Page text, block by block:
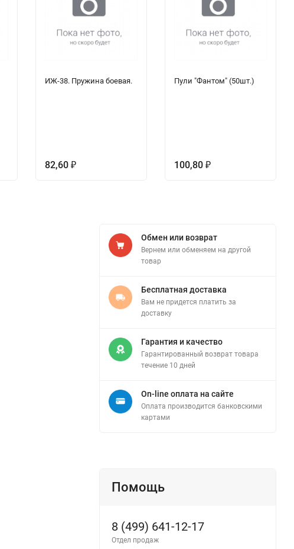
ИЖ-38. Пружина боевая.
82,60 ₽
Пули "Фантом" (50шт.)
100,80 ₽
Обмен или возврат
Вернем или обменяем на другой
товар
Бесплатная доставка
Вам не придется платить за
доставку
Гарантия и качество
Гарантированный возврат товара
течение 10 дней
On-line оплата на сайте
Оплата производится банковскими
картами
Помощь
8 (499) 641-12-17
Отдел продаж